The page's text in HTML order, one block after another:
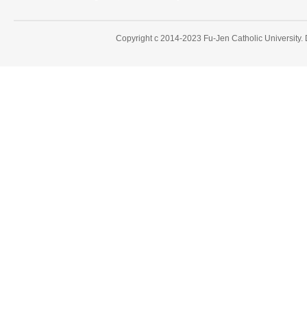
Copyright c 2014-2023 Fu-Jen Catholic